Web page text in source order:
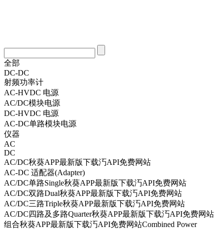
全部
DC-DC
射频功率计
AC-HVDC 电源
AC/DC模块电源
DC-HVDC 电源
AC-DC单路模块电源
仪器
AC
DC
AC/DC秋葵APP最新版下载汅API免费网站
AC-DC 适配器(Adapter)
AC/DC单路Single秋葵APP最新版下载汅API免费网站
AC/DC双路Dual秋葵APP最新版下载汅API免费网站
AC/DC三路Triple秋葵APP最新版下载汅API免费网站
AC/DC四路及多路Quarter秋葵APP最新版下载汅API免费网站
组合秋葵APP最新版下载汅API免费网站Combined Power